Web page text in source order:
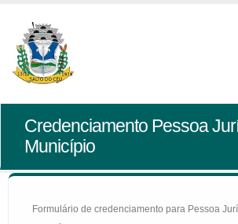
Credenciamento Pessoa
Município
Formulário de credenciamento para Pessoa